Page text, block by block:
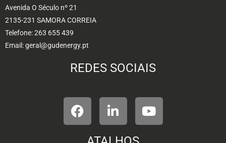
Avenida O Século nº 21
2135-231 SAMORA CORREIA
Telefone: 263 655 439
Email: geral@gudenergy.pt
REDES SOCIAIS